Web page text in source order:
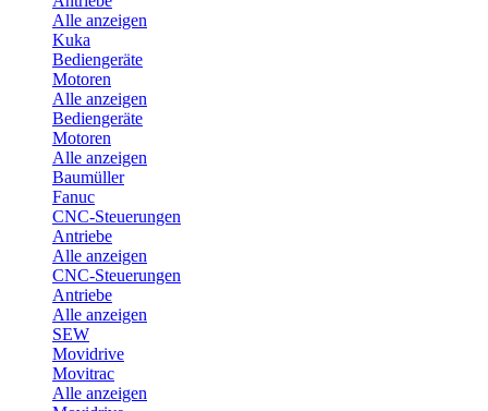
Alle anzeigen
Kuka
Bediengeräte
Motoren
Alle anzeigen
Bediengeräte
Motoren
Alle anzeigen
Baumüller
Fanuc
CNC-Steuerungen
Antriebe
Alle anzeigen
CNC-Steuerungen
Antriebe
Alle anzeigen
SEW
Movidrive
Movitrac
Alle anzeigen